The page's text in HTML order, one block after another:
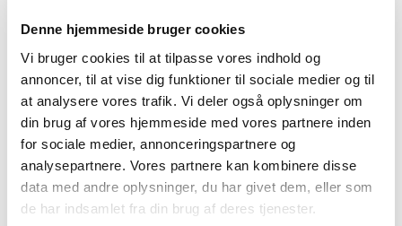
Denne hjemmeside bruger cookies
Vi bruger cookies til at tilpasse vores indhold og
annoncer, til at vise dig funktioner til sociale medier og til
at analysere vores trafik. Vi deler også oplysninger om
din brug af vores hjemmeside med vores partnere inden
for sociale medier, annonceringspartnere og
analysepartnere. Vores partnere kan kombinere disse
data med andre oplysninger, du har givet dem, eller som
de har indsamlet fra din brug af deres tjenester.
Brands:Hammel Møbelfabrik
Relaterede produkter